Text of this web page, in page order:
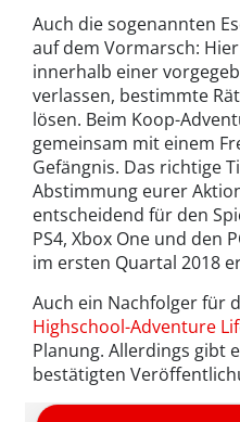
Auch die sogenannten
auf dem Vormarsch:
innerhalb einer
verlassen, bestimmte
lösen. Beim Koop-
gemeinsam mit einem
Gefängnis. Das richtige
Abstimmung eurer
entscheidend für den
PS4, Xbox One und den
im ersten Quartal 2018
Auch ein Nachfolger für
Highschool-Adventure
Planung. Allerdings gibt
bestätigten